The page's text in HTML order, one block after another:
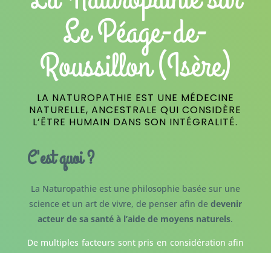
Le Péage-de-
Roussillon (Isère)
LA NATUROPATHIE EST UNE MÉDECINE
NATURELLE, ANCESTRALE QUI CONSIDÈRE
L’ÊTRE HUMAIN DANS SON INTÉGRALITÉ.
C'est quoi ?
La Naturopathie est une philosophie basée sur une
science et un art de vivre, de penser afin de devenir
acteur de sa santé à l’aide de moyens naturels.
De multiples facteurs sont pris en considération afin